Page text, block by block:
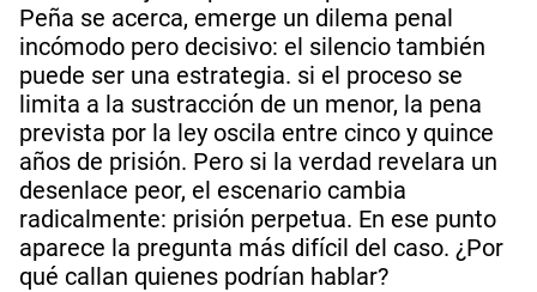
Peña se acerca, emerge un dilema penal
incómodo pero decisivo: el silencio también
puede ser una estrategia. si el proceso se
limita a la sustracción de un menor, la pena
prevista por la ley oscila entre cinco y quince
años de prisión. Pero si la verdad revelara un
desenlace peor, el escenario cambia
radicalmente: prisión perpetua. En ese punto
aparece la pregunta más difícil del caso. ¿Por
qué callan quienes podrían hablar?